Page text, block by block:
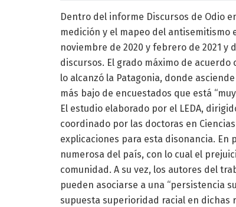
Dentro del informe Discursos de Odio
medición y el mapeo del antisemitismo
noviembre de 2020 y febrero de 2021
discursos. El grado máximo de
lo alcanzó la Patagonia, donde
más bajo de encuestados que está
El estudio elaborado por el LEDA,
coordinado por las doctoras en
explicaciones para esta disonancia. En
numerosa del país, con lo cual el
comunidad. A su vez, los autores del
pueden asociarse a una “persistencia
supuesta superioridad racial en dichas